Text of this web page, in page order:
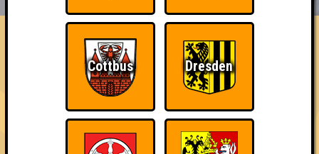
FAQ ÜBER UNS
QUIZLABOR Leipzig Spezial
Wissen, wo's steht! · 01.09.2026 · Thalia
Cottbus Dresden